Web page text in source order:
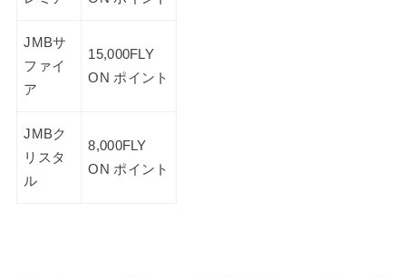
JMBサ
ファイ
ア
15,000FLY
ON ポイント
JMBク
リスタ
ル
8,000FLY
ON ポイント